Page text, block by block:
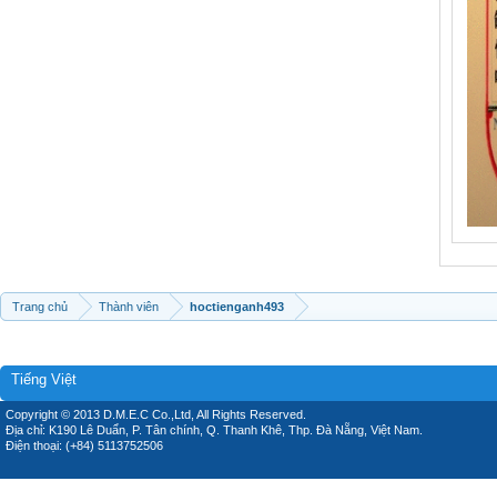
Trang chủ Thành viên hoctienganh493
Tiếng Việt
Copyright © 2013 D.M.E.C Co.,Ltd, All Rights Reserved.
Địa chỉ: K190 Lê Duẩn, P. Tân chính, Q. Thanh Khê, Thp. Đà Nẵng, Việt Nam.
Điện thoại: (+84) 5113752506